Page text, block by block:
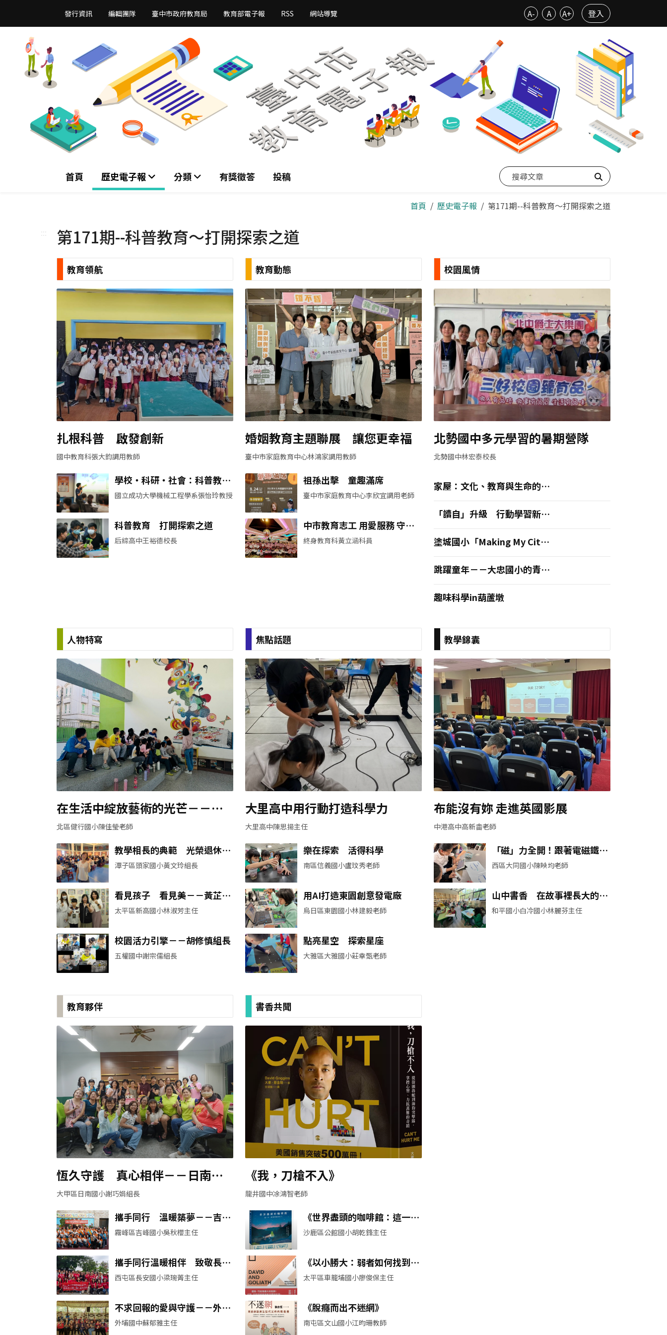
主
發行資訊 編輯團隊 臺中市政府教育局 教育部電子報 RSS 網站導覽 A- A A+ 登入
首頁 歷史電子報 分類 有獎徵答 投稿
搜尋
首頁 歷史電子報 第171期--科普教育～打開探索之道
::: 第171期--科普教育～打開探索之道
教育領航
扎根科普 啟發創新
國中教育科張大鈞調用教師
學校・科研・社會：科普教育
的連結實踐
國立成功大學機械工程學系張怡玲教授
科普教育 打開探索之道
后綜高中王裕德校長
教育動態
婚姻教育主題聯展 讓您更幸福
臺中市家庭教育中心林鴻家調用教師
祖孫出擊 童趣滿席
臺中市家庭教育中心李欣宜調用老師
中市教育志工 用愛服務 守護
學童
終身教育科黃立涵科員
校園風情
北勢國中多元學習的暑期營隊
北勢國中林宏泰校長
家屋：文化、教育與生命的共
築之所
「讀自」升級 行動學習新體
驗
塗城國小「Making My City
Global」英語夏令營
跳躍童年－－大忠國小的青春
篇章
趣味科學in葫蘆墩
人物特寫
在生活中綻放藝術的光芒－－林
宜嫻老師
北區健行國小陳佳瑩老師
教學相長的典範 光榮退休的
身影－－林瓊姿老師
潭子區頭家國小黃文玲組長
看見孩子 看見美－－黃芷亭
老師的藝術教育風景
太平區新高國小林淑芳主任
校園活力引擎－－胡修慎組長
五權國中謝宗儒組長
焦點話題
大里高中用行動打造科學力
大里高中陳思揚主任
樂在探索 活得科學
南區信義國小盧玟秀老師
用AI打造東園創意發電廠
烏日區東園國小林建毅老師
點亮星空 探索星座
大雅區大雅國小莊幸甄老師
教學錦囊
布能沒有妳 走進英國影展
中港高中高新畬老師
「磁」力全開！跟著電磁鐵來
一場雙語探究冒險
西區大同國小陳映均老師
山中書香 在故事裡長大的孩
子
和平國小白冷國小林麗芬主任
教育夥伴
恆久守護 真心相伴－－日南教
育志工隊
大甲區日南國小謝巧娟組長
攜手同行 溫暖築夢－－吉峰
最堅強的後盾
霧峰區吉峰國小吳秋櫻主任
攜手同行溫暖相伴 致敬長安
教育志工
西屯區長安國小梁琬菁主任
不求回報的愛與守護－－外埔
國中教育志工隊
外埔國中蘇郁雅主任
書香共聞
《我，刀槍不入》
龍井國中凃鴻智老師
《世界盡頭的咖啡館：這一
生，我為何而存在？》
沙鹿區公館國小胡乾鋒主任
《以小勝大：弱者如何找到優
勢，反敗為勝？》
太平區車籠埔國小廖俊保主任
《脫癮而出不迷網》
南屯區文山國小江昀珊教師